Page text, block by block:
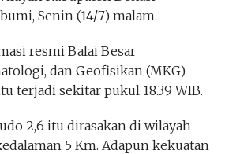
Senin (14/7) malam.
resmi Balai Besar
dan Geofisikan (MKG)
terjadi sekitar pukul 18.39 WIB.
2,6 itu dirasakan di wilayah
5 Km. Adapun kekuatan